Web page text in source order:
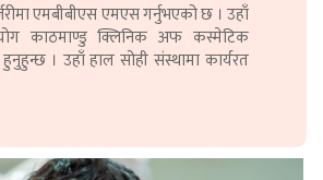
एमबीबीएस एमएस गर्नुभएको छ । उहाँ
काठमाण्डु क्लिनिक अफ कस्मेटिक
। उहाँ हाल सोही संस्थामा कार्यरत